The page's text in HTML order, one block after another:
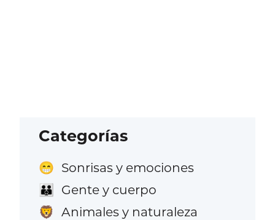
Categorías
😁 Sonrisas y emociones
👪 Gente y cuerpo
🦁 Animales y naturaleza